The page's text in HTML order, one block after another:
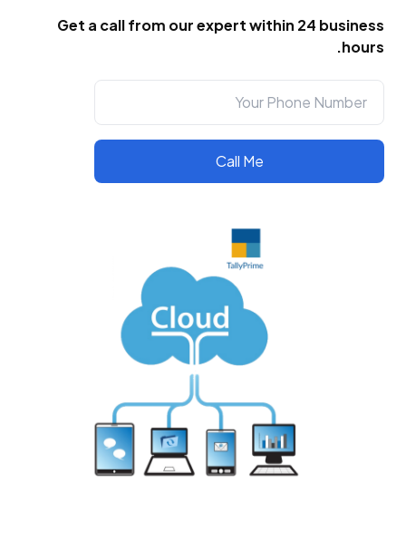
بوينت فايف للإعلان
كانت الخدمة سريعة واحترافية وتجاوزت توقعاتي. أوصي بها بشدة!
دانيال كاروريكوريا
المركز الدولي للركبة والمفاصل
كان السيد ديفيد منقذًا حقيقيًا! كنت أواجه مشكلة كبيرة في ملف
QuickBooks الخاص بي وكنت في حالة ارتباك تام. لقد كان صبورًا للغاية
وذو معرفة واسعة. أرشدني خطوة بخطوة لحل المشكلة وشرح كل شيء
Get a call from our expert within 24 business
hours.
Call Me